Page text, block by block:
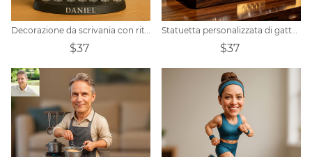
Decorazione da scrivania con ritratto di barista personalizzato
$37
Statuetta personalizzata di gatto Maine Coon con diamanti incastonati
$37